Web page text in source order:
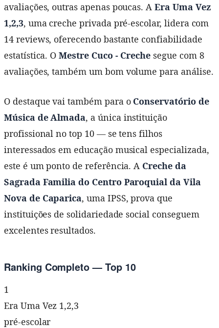
avaliações, outras apenas poucas. AEra Uma Vez
1,2,3, uma creche privada pré-escolar, lidera com
14 reviews, oferecendo bastante confiabilidade
estatística. OMestre Cuco - Creche segue com 8
avaliações, também um bom volume para análise.
O destaque vai também para o Conservatório de
Música de Almada, a única instituição
profissional no top 10 — se tens filhos
interessados em educação musical especializada,
este é um ponto de referência. A Creche da
Sagrada Familia do Centro Paroquial da Vila
Nova de Caparica, uma IPSS, prova que
instituições de solidariedade social conseguem
excelentes resultados.
Ranking Completo — Top 10
1
Era Uma Vez 1,2,3
pré-escolar